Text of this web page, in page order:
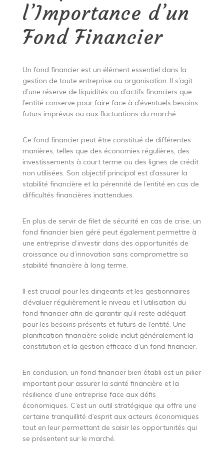
l’Importance d’un
Fond Financier
Un fond financier est un élément essentiel dans la
gestion de toute entreprise ou organisation. Il s’agit
d’une réserve de liquidités ou d’actifs financiers que
l’entité conserve pour faire face à d’éventuels besoins
futurs imprévus ou aux fluctuations du marché.
Ce fond financier peut être constitué de différentes
manières, telles que des économies régulières, des
investissements à court terme ou des lignes de crédit
non utilisées. Son objectif principal est d’assurer la
stabilité financière et la pérennité de l’entité en cas de
difficultés financières inattendues.
En plus de servir de filet de sécurité en cas de crise, un
fond financier bien géré peut également permettre à
une entreprise d’investir dans des opportunités de
croissance ou d’innovation sans compromettre sa
stabilité financière à long terme.
Il est crucial pour les dirigeants et les gestionnaires
d’évaluer régulièrement le niveau et l’utilisation du
fond financier afin de garantir qu’il reste adéquat
pour les besoins présents et futurs de l’entité. Une
planification financière solide inclut généralement la
constitution et la gestion efficace d’un fond financier.
En conclusion, un fond financier bien établi est un pilier
important pour assurer la santé financière et la
résilience d’une entreprise face aux défis
économiques. C’est un outil stratégique qui offre une
certaine tranquillité d’esprit aux acteurs économiques
tout en leur permettant de saisir les opportunités qui
se présentent sur le marché.